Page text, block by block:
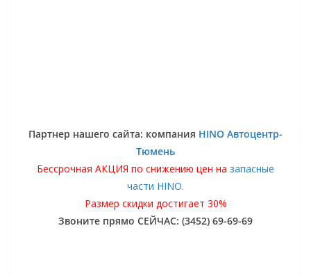
Партнер нашего сайта: компания HINO Автоцентр-
Тюмень
Бессрочная АКЦИЯ по снижению цен на запасные
части HINO.
Размер скидки достигает 30%
Звоните прямо СЕЙЧАС: (3452) 69-69-69